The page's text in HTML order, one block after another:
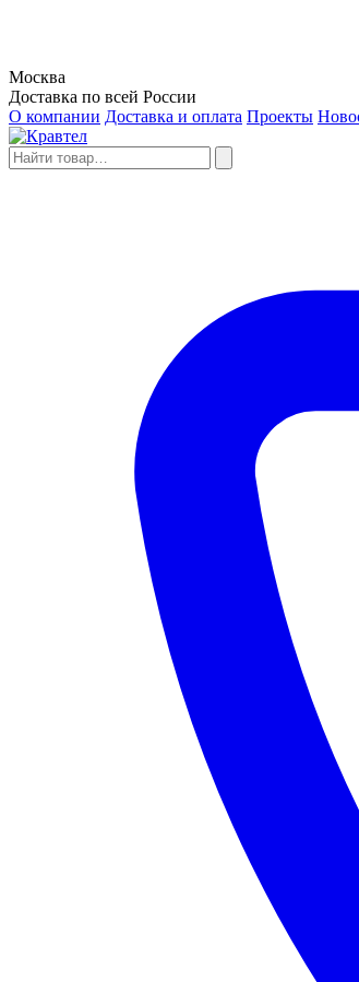
Москва
Доставка по всей России
О компании Доставка и оплата Проекты